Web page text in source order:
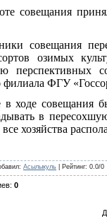
совещания
совещания
озимых
перспективных
филиала ФГУ
в ходе совещания
в
все хозяйства
: Асылыкуль Рейтинг: 0.0/0
: 0